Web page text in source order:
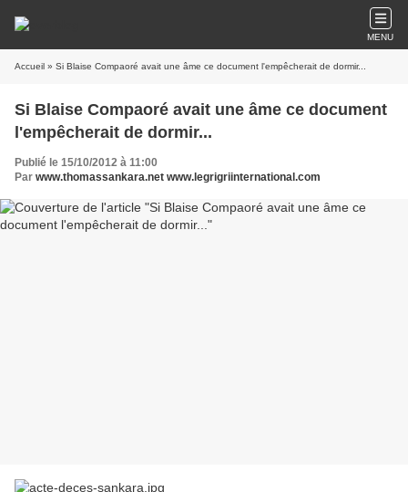
MENU
Accueil » Si Blaise Compaoré avait une âme ce document l'empêcherait de dormir...
Si Blaise Compaoré avait une âme ce document
l'empêcherait de dormir...
Publié le 15/10/2012 à 11:00
Par www.thomassankara.net www.legrigriinternational.com